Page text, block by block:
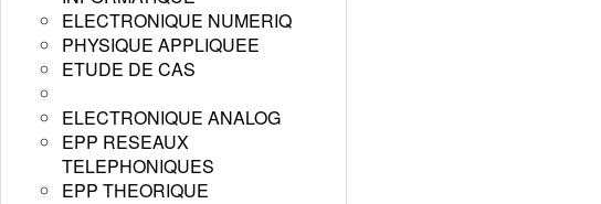
ELECTRONIQUE NUMERIQ
PHYSIQUE APPLIQUEE
ETUDE DE CAS
ELECTRONIQUE ANALOG
EPP RESEAUX
TELEPHONIQUES
EPP THEORIQUE